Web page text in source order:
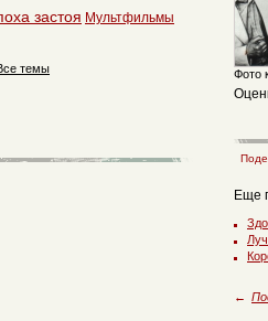
Фото
Еще
←
застоя Мультфильмы
темы